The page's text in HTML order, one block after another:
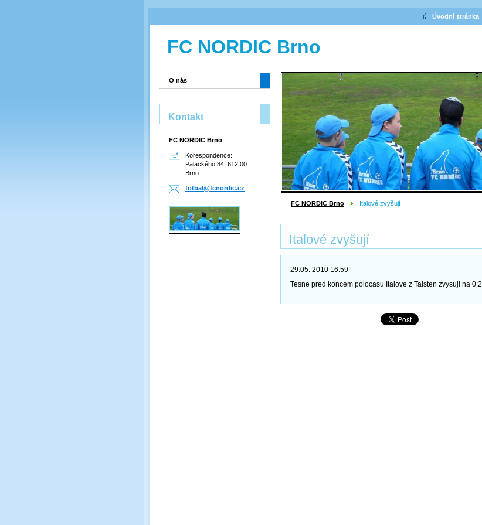
FC NORDIC Brno
FC NORDIC Brno Italové zvyšují
Italové zvyšují
29.05. 2010 16:59
Tesne pred koncem polocasu Italove z Taisten zvysuji na 0:2
O nás
Kontakt
FC NORDIC Brno
Korespondence:
Palackého 84, 612 00
Brno
fotbal@fcnordic.cz
Úvodní stránka